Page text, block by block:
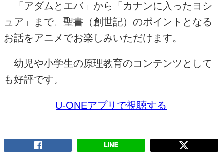
「アダムとエバ」から「カナンに入ったヨシ
ュア」まで、聖書（創世記）のポイントとなる
お話をアニメでお楽しみいただけます。
幼児や小学生の原理教育のコンテンツとして
も好評です。
U-ONEアプリで視聴する